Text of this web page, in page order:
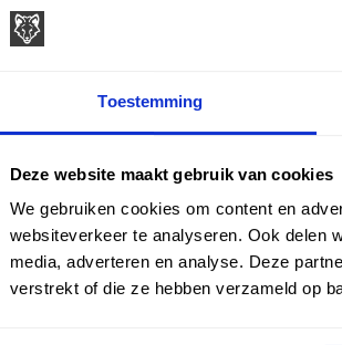
Toestemming
Deze website maakt gebruik van cookies
We gebruiken cookies om content en
websiteverkeer te analyseren. Ook delen
media, adverteren en analyse. Deze
verstrekt of die ze hebben verzameld op
KENNIS EN HULP
Klantenservice
Veelgestelde vragen